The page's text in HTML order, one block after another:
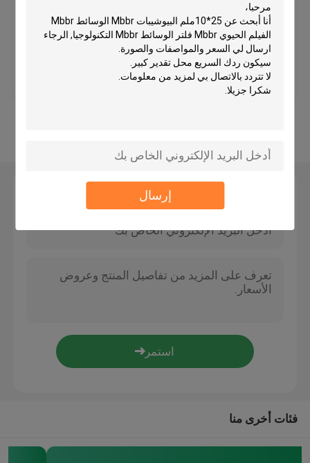
إرسال
مفاعل الفيلم الحيوي
وسائل تصفية كالدنز
وسائل تصفية الكرات البيولوجية
معالجة المياه
لاميلا ميديا
كومة ورقة PVC
الأسعار：based on your qty
افضل سعر
اترك رسالة
فئات أخرى منا